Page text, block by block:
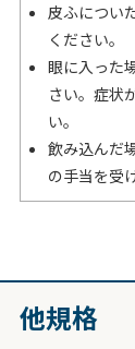
皮ふについ
ください。
眼に入った
さい。症状
い。
飲み込んだ
の手当を受
他規格